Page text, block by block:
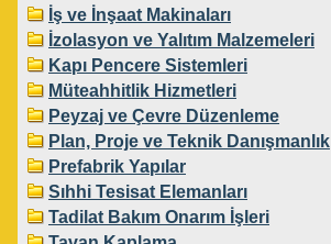
İş ve İnşaat Makinaları
İzolasyon ve Yalıtım Malzemeleri
Kapı Pencere Sistemleri
Müteahhitlik Hizmetleri
Peyzaj ve Çevre Düzenleme
Plan, Proje ve Teknik Danışmanlık
Prefabrik Yapılar
Sıhhi Tesisat Elemanları
Tadilat Bakım Onarım İşleri